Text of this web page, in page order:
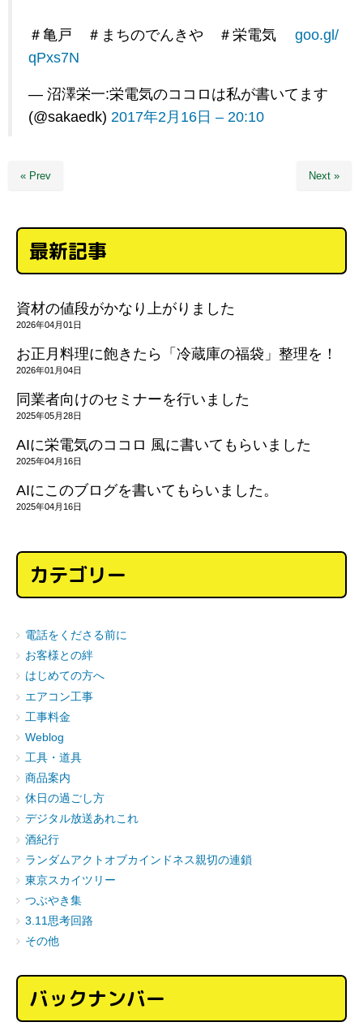
＃亀戸 ＃まちのでんきや ＃栄電気 goo.gl/
qPxs7N
— 沼澤栄一:栄電気のココロは私が書いてます
(@sakaedk) 2017年2月16日 – 20:10
« Prev Next »
最新記事
資材の値段がかなり上がりました
2026年04月01日
お正月料理に飽きたら「冷蔵庫の福袋」整理を！
2026年01月04日
同業者向けのセミナーを行いました
2025年05月28日
AIに栄電気のココロ 風に書いてもらいました
2025年04月16日
AIにこのブログを書いてもらいました。
2025年04月16日
カテゴリー
電話をくださる前に
お客様との絆
はじめての方へ
エアコン工事
工事料金
Weblog
工具・道具
商品案内
休日の過ごし方
デジタル放送あれこれ
酒紀行
ランダムアクトオブカインドネス親切の連鎖
東京スカイツリー
つぶやき集
3.11思考回路
その他
バックナンバー